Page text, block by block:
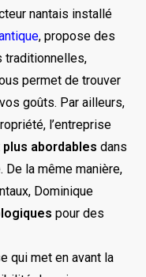
nantais installé
, propose des
traditionnelles,
permet de trouver
goûts. Par ailleurs,
l’entreprise
abordables dans
De la même manière,
Dominique
pour des
qui met en avant la